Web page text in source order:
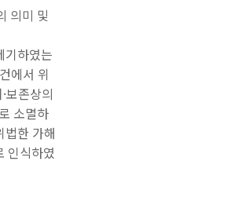
의미 및
기하였는
에서 위
보존상의
소멸하
한 가해
인식하였